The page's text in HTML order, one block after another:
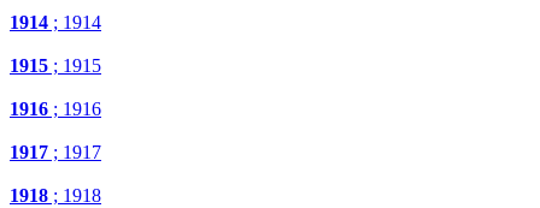
1914 ; 1914
1915 ; 1915
1916 ; 1916
1917 ; 1917
1918 ; 1918